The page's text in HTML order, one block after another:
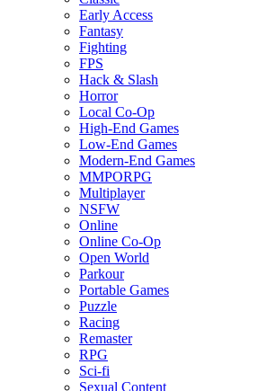
Early Access
Fantasy
Fighting
FPS
Hack & Slash
Horror
Local Co-Op
High-End Games
Low-End Games
Modern-End Games
MMPORPG
Multiplayer
NSFW
Online
Online Co-Op
Open World
Parkour
Portable Games
Puzzle
Racing
Remaster
RPG
Sci-fi
Sexual Content